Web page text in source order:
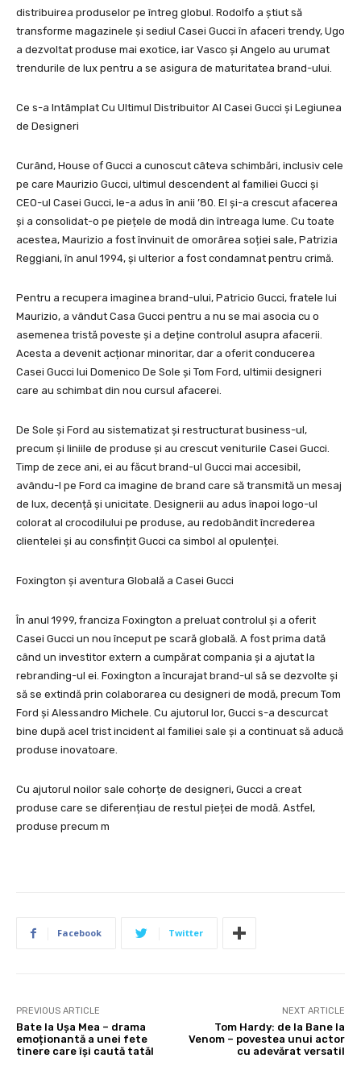
distribuirea produselor pe întreg globul. Rodolfo a știut să
transforme magazinele și sediul Casei Gucci în afaceri trendy, Ugo
a dezvoltat produse mai exotice, iar Vasco și Angelo au urumat
trendurile de lux pentru a se asigura de maturitatea brand-ului.
Ce s-a Intâmplat Cu Ultimul Distribuitor Al Casei Gucci și Legiunea
de Designeri
Curând, House of Gucci a cunoscut câteva schimbări, inclusiv cele
pe care Maurizio Gucci, ultimul descendent al familiei Gucci și
CEO-ul Casei Gucci, le-a adus în anii ’80. El și-a crescut afacerea
și a consolidat-o pe piețele de modă din întreaga lume. Cu toate
acestea, Maurizio a fost învinuit de omorârea soției sale, Patrizia
Reggiani, în anul 1994, și ulterior a fost condamnat pentru crimă.
Pentru a recupera imaginea brand-ului, Patricio Gucci, fratele lui
Maurizio, a vândut Casa Gucci pentru a nu se mai asocia cu o
asemenea tristă poveste și a deține controlul asupra afacerii.
Acesta a devenit acționar minoritar, dar a oferit conducerea
Casei Gucci lui Domenico De Sole și Tom Ford, ultimii designeri
care au schimbat din nou cursul afacerei.
De Sole și Ford au sistematizat și restructurat business-ul,
precum și liniile de produse și au crescut veniturile Casei Gucci.
Timp de zece ani, ei au făcut brand-ul Gucci mai accesibil,
avându-l pe Ford ca imagine de brand care să transmită un mesaj
de lux, decență și unicitate. Designerii au adus înapoi logo-ul
colorat al crocodilului pe produse, au redobândit încrederea
clientelei și au consfințit Gucci ca simbol al opulenței.
Foxington și aventura Globală a Casei Gucci
În anul 1999, franciza Foxington a preluat controlul și a oferit
Casei Gucci un nou început pe scară globală. A fost prima dată
când un investitor extern a cumpărat compania și a ajutat la
rebranding-ul ei. Foxington a încurajat brand-ul să se dezvolte și
să se extindă prin colaborarea cu designeri de modă, precum Tom
Ford și Alessandro Michele. Cu ajutorul lor, Gucci s-a descurcat
bine după acel trist incident al familiei sale și a continuat să aducă
produse inovatoare.
Cu ajutorul noilor sale cohorțe de designeri, Gucci a creat
produse care se diferențiau de restul pieței de modă. Astfel,
produse precum m
Facebook Twitter
PREVIOUS ARTICLE
Bate la Ușa Mea – drama
emoționantă a unei fete
tinere care își caută tatăl
NEXT ARTICLE
Tom Hardy: de la Bane la
Venom – povestea unui actor
cu adevărat versatil